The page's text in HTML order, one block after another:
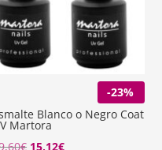
-23%
Blanco o Negro Coat
Martora
€ El
15,12€El